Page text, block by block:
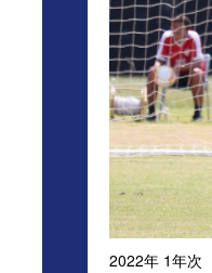
2022年 1年次